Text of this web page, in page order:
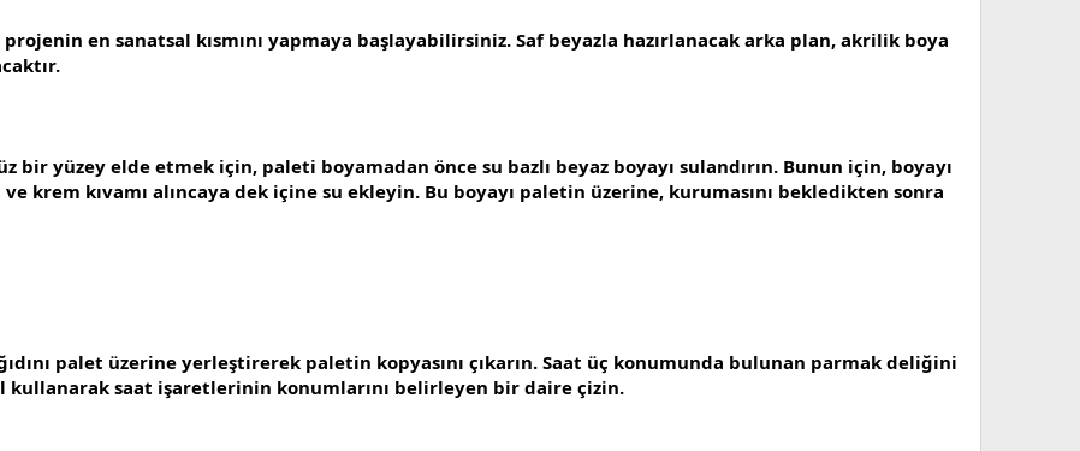
en sanatsal kısmını yapmaya başlayabilirsiniz. Saf beyazla hazırlanacak arka plan, akrilik boya
bir yüzey elde etmek için, paleti boyamadan önce su bazlı beyaz boyayı sulandırın. Bunun için, boyayı
ve krem kıvamı alıncaya dek içine su ekleyin. Bu boyayı paletin üzerine, kurumasını bekledikten sonra
palet üzerine yerleştirerek paletin kopyasını çıkarın. Saat üç konumunda bulunan parmak deliğini
saat işaretlerinin konumlarını belirleyen bir daire çizin.